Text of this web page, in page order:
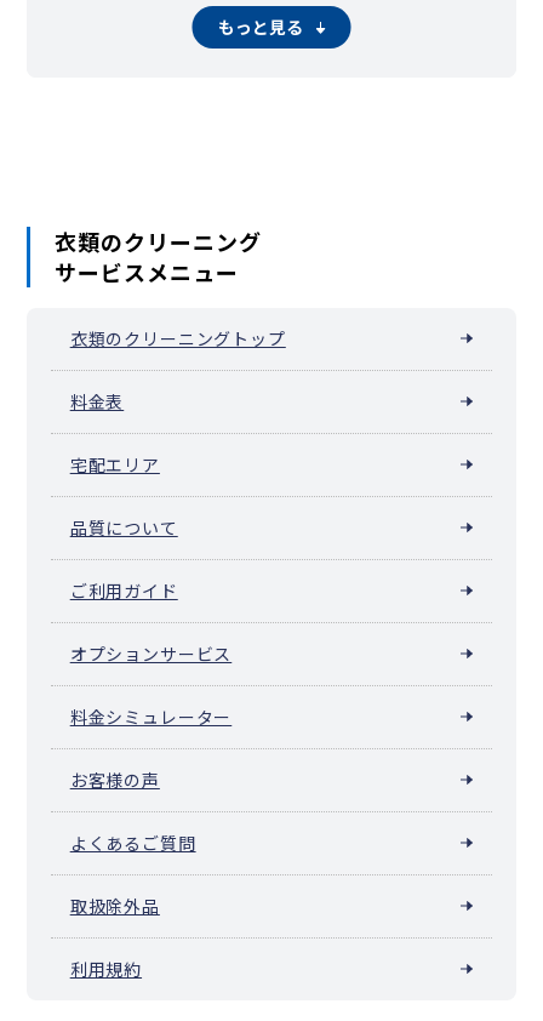
喬木村豊丘村大鹿村上松町
木曽町 麻績村生坂村 山形村
もっと見る
衣類のクリーニング
サービスメニュー
衣類のクリーニングトップ
料金表
宅配エリア
品質について
ご利用ガイド
オプションサービス
料金シミュレーター
お客様の声
よくあるご質問
取扱除外品
利用規約